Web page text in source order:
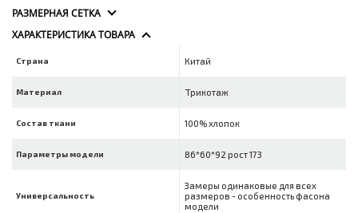
РАЗМЕРНАЯ СЕТКА
ХАРАКТЕРИСТИКА ТОВАРА
Страна Китай
Материал Трикотаж
Состав ткани 100% хлопок
Параметры модели 86*60*92 рост 173
Универсальность
Замеры одинаковые для всех
размеров - особенность фасона
модели